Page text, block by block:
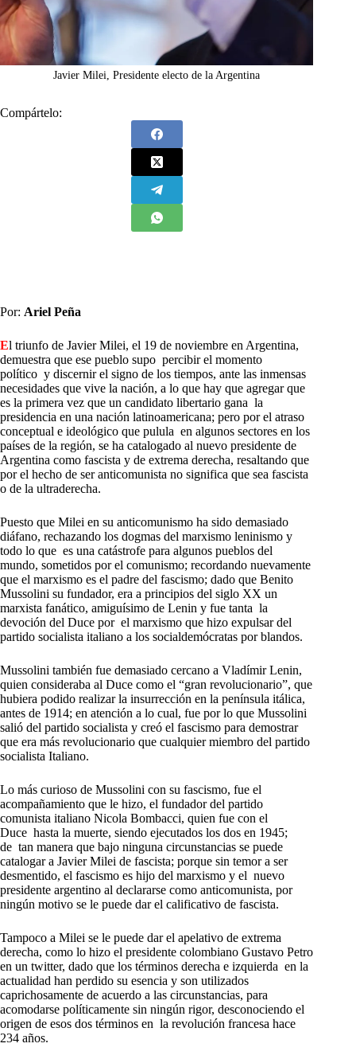
Javier Milei, Presidente electo de la Argentina
Compártelo:
Por: Ariel Peña
El triunfo de Javier Milei, el 19 de noviembre en Argentina,
demuestra que ese pueblo supo percibir el momento
político y discernir el signo de los tiempos, ante las inmensas
necesidades que vive la nación, a lo que hay que agregar que
es la primera vez que un candidato libertario gana la
presidencia en una nación latinoamericana; pero por el atraso
conceptual e ideológico que pulula en algunos sectores en los
países de la región, se ha catalogado al nuevo presidente de
Argentina como fascista y de extrema derecha, resaltando que
por el hecho de ser anticomunista no significa que sea fascista
o de la ultraderecha.
Puesto que Milei en su anticomunismo ha sido demasiado
diáfano, rechazando los dogmas del marxismo leninismo y
todo lo que es una catástrofe para algunos pueblos del
mundo, sometidos por el comunismo; recordando nuevamente
que el marxismo es el padre del fascismo; dado que Benito
Mussolini su fundador, era a principios del siglo XX un
marxista fanático, amiguísimo de Lenin y fue tanta la
devoción del Duce por el marxismo que hizo expulsar del
partido socialista italiano a los socialdemócratas por blandos.
Mussolini también fue demasiado cercano a Vladímir Lenin,
quien consideraba al Duce como el “gran revolucionario”, que
hubiera podido realizar la insurrección en la península itálica,
antes de 1914; en atención a lo cual, fue por lo que Mussolini
salió del partido socialista y creó el fascismo para demostrar
que era más revolucionario que cualquier miembro del partido
socialista Italiano.
Lo más curioso de Mussolini con su fascismo, fue el
acompañamiento que le hizo, el fundador del partido
comunista italiano Nicola Bombacci, quien fue con el
Duce hasta la muerte, siendo ejecutados los dos en 1945;
de tan manera que bajo ninguna circunstancias se puede
catalogar a Javier Milei de fascista; porque sin temor a ser
desmentido, el fascismo es hijo del marxismo y el nuevo
presidente argentino al declararse como anticomunista, por
ningún motivo se le puede dar el calificativo de fascista.
Tampoco a Milei se le puede dar el apelativo de extrema
derecha, como lo hizo el presidente colombiano Gustavo Petro
en un twitter, dado que los términos derecha e izquierda en la
actualidad han perdido su esencia y son utilizados
caprichosamente de acuerdo a las circunstancias, para
acomodarse políticamente sin ningún rigor, desconociendo el
origen de esos dos términos en la revolución francesa hace
234 años.